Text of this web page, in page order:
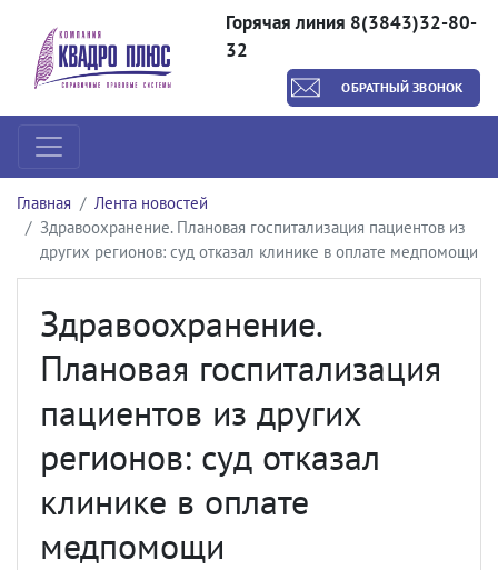
Горячая линия 8(3843)32-80-
32
ОБРАТНЫЙ ЗВОНОК
Главная
Лента новостей
Здравоохранение. Плановая госпитализация пациентов из
других регионов: суд отказал клинике в оплате медпомощи
Здравоохранение.
Плановая госпитализация
пациентов из других
регионов: суд отказал
клинике в оплате
медпомощи